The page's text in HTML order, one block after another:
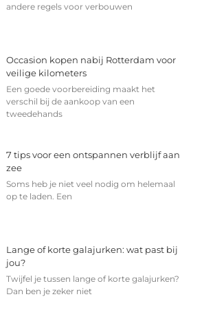
andere regels voor verbouwen
Occasion kopen nabij Rotterdam voor
veilige kilometers
Een goede voorbereiding maakt het
verschil bij de aankoop van een
tweedehands
7 tips voor een ontspannen verblijf aan
zee
Soms heb je niet veel nodig om helemaal
op te laden. Een
Lange of korte galajurken: wat past bij
jou?
Twijfel je tussen lange of korte galajurken?
Dan ben je zeker niet